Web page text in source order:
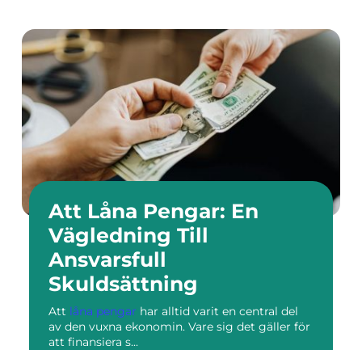
Att Låna Pengar: En
Vägledning Till
Ansvarsfull
Skuldsättning
Att låna pengar har alltid varit en central del
av den vuxna ekonomin. Vare sig det gäller för
att finansiera s...